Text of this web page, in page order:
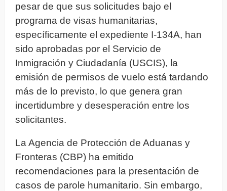
pesar de que sus solicitudes bajo el
programa de visas humanitarias,
específicamente el expediente I-134A, han
sido aprobadas por el Servicio de
Inmigración y Ciudadanía (USCIS), la
emisión de permisos de vuelo está tardando
más de lo previsto, lo que genera gran
incertidumbre y desesperación entre los
solicitantes.
La Agencia de Protección de Aduanas y
Fronteras (CBP) ha emitido
recomendaciones para la presentación de
casos de parole humanitario. Sin embargo,